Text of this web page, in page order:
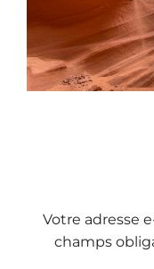
Votre adresse
champs